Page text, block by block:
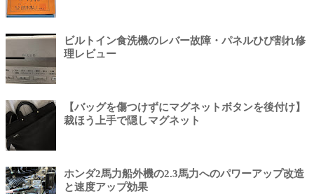
ビルトイン食洗機のレバー故障・パネルひび割れ修
理レビュー
【バッグを傷つけずにマグネットボタンを後付け】
裁ほう上手で隠しマグネット
ホンダ2馬力船外機の2.3馬力へのパワーアップ改造
と速度アップ効果